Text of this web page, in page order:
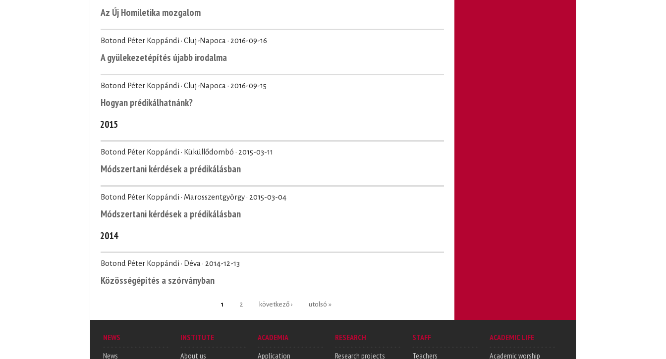
Az Új Homiletika mozgalom
Botond Péter Koppándi · Cluj-Napoca · 2016-09-16
A gyülekezetépítés újabb irodalma
Botond Péter Koppándi · Cluj-Napoca · 2016-09-15
Hogyan prédikálhatnánk?
2015
Botond Péter Koppándi · Küküllődombó · 2015-03-11
Módszertani kérdések a prédikálásban
Botond Péter Koppándi · Marosszentgyörgy · 2015-03-04
Módszertani kérdések a prédikálásban
2014
Botond Péter Koppándi · Déva · 2014-12-13
Közösségépítés a szórványban
1 2 következő › utolsó »
NEWS
News
INSTITUTE
About us
ACADEMIA
Application
RESEARCH
Research projects
STAFF
Teachers
ACADEMIC LIFE
Academic worship